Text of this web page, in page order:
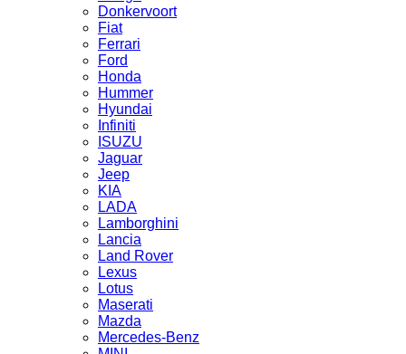
Donkervoort
Fiat
Ferrari
Ford
Honda
Hummer
Hyundai
Infiniti
ISUZU
Jaguar
Jeep
KIA
LADA
Lamborghini
Lancia
Land Rover
Lexus
Lotus
Maserati
Mazda
Mercedes-Benz